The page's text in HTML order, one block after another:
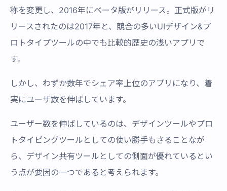
称を変更し、2016年にベータ版がリリース。正式版がリ
リースされたのは2017年と、競合の多いUIデザイン&プ
ロトタイプツールの中でも比較的歴史の浅いアプリで
す。
しかし、わずか数年でシェア率上位のアプリになり、着
実にユーザ数を伸ばしています。
ユーザー数を伸ばしているのは、デザインツールやプロ
トタイピングツールとしての使い勝手もさることなが
ら、デザイン共有ツールとしての側面が優れているとい
う点が要因の一つであると考えられます。